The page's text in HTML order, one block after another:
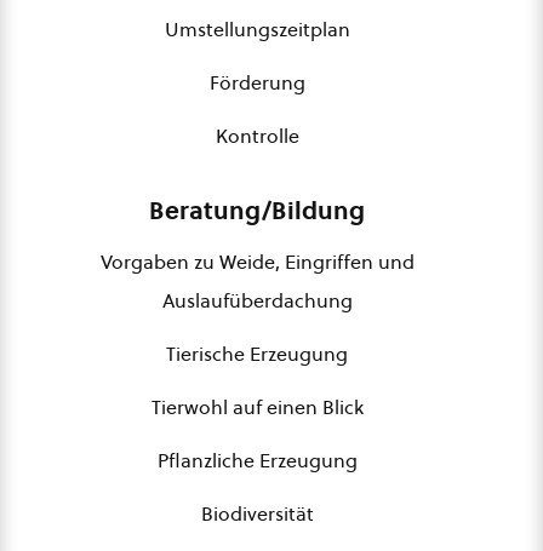
Umstellungszeitplan
Förderung
Kontrolle
Beratung/Bildung
Vorgaben zu Weide, Eingriffen und
Auslaufüberdachung
Tierische Erzeugung
Tierwohl auf einen Blick
Pflanzliche Erzeugung
Biodiversität